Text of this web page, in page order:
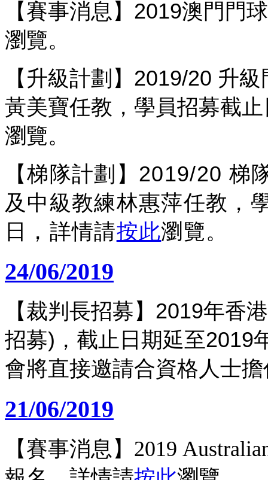
【賽事消息】2019澳門門
瀏覽。
【升級計劃】2019/20 升
黃美寶任教，學員招募截
瀏覽。
【梯隊計劃】2019/20 梯
及中級教練林惠萍任教，
日，詳情請按此瀏覽。
24/06/2019
【裁判長招募】2019年香
招募)，截止日期延至2019
會將直接邀請合資格人士
21/06/2019
【賽事消息】2019